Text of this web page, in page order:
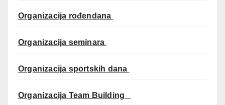
Organizacija rođendana
Organizacija seminara
Organizacija sportskih dana
Organizacija Team Building